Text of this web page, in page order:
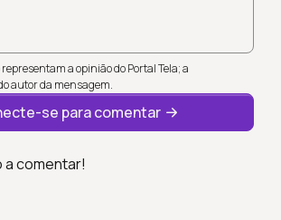
a opinião do Portal Tela; a
autor da mensagem.
se para comentar
a comentar!